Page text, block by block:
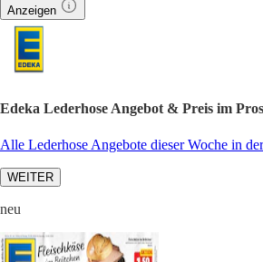
Anzeigen
Edeka Lederhose Angebot & Preis im
Alle Lederhose Angebote dieser Woche in
WEITER
neu